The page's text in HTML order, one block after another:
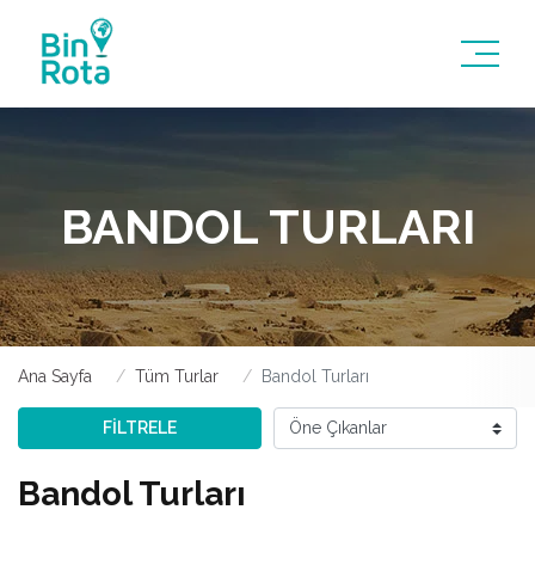
BANDOL TURLARI
Ana Sayfa Tüm Turlar Bandol Turları
FİLTRELE
Bandol Turları